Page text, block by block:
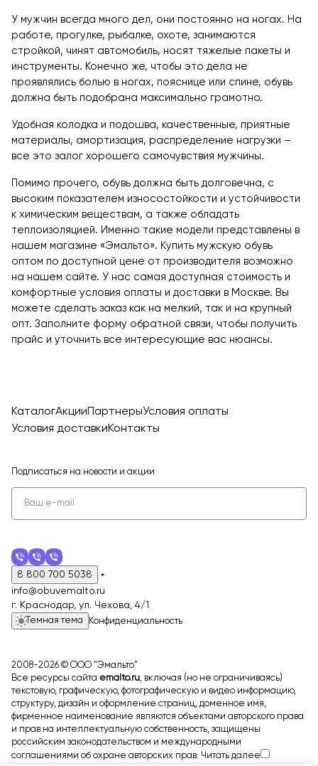
У мужчин всегда много дел, они постоянно на ногах. На
работе, прогулке, рыбалке, охоте, занимаются
стройкой, чинят автомобиль, носят тяжелые пакеты и
инструменты. Конечно же, чтобы это дела не
проявлялись болью в ногах, пояснице или спине, обувь
должна быть подобрана максимально грамотно.
Удобная колодка и подошва, качественные, приятные
материалы, амортизация, распределение нагрузки –
все это залог хорошего самочувствия мужчины.
Помимо прочего, обувь должна быть долговечна, с
высоким показателем износостойкости и устойчивости
к химическим веществам, а также обладать
теплоизоляцией. Именно такие модели представлены в
нашем магазине «Эмальто». Купить мужскую обувь
оптом по доступной цене от производителя возможно
на нашем сайте. У нас самая доступная стоимость и
комфортные условия оплаты и доставки в Москве. Вы
можете сделать заказ как на мелкий, так и на крупный
опт. Заполните форму обратной связи, чтобы получить
прайс и уточнить все интересующие вас нюансы.
КаталогАкции ПартнерыУсловия оплаты
Условия доставкиКонтакты
Подписаться на новости и акции
8 800 700 5038
info@obuvemalto.ru
г. Краснодар, ул. Чехова, 4/1
Темная тема Конфиденциальность
2008-2026 © ООО "Эмальто"
Все ресурсы сайта emalto.ru, включая (но не ограничиваясь)
текстовую, графическую, фотографическую и видео информацию,
структуру, дизайн и оформление страниц, доменное имя,
фирменное наименование являются объектами авторского права
и прав на интеллектуальную собственность, защищены
российским законодательством и международными
соглашениями об охране авторских прав. Читать далее